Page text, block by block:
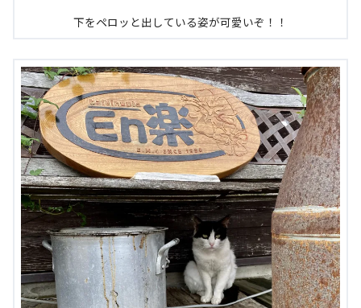
下をペロッと出している姿が可愛いぞ！！